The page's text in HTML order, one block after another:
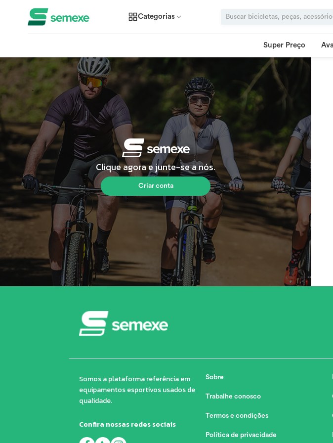
Categorias
Super Preço
Clique agora e junte-se a nós.
Criar conta
Somos a plataforma referência em
equipamentos esportivos usados de
qualidade.
Confira nossas redes sociais
Sobre
Trabalhe conosco
Termos e condições
Política de privacidade